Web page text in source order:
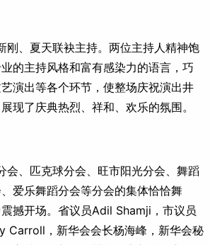
刚、夏天联袂主持。两位主持人精神饱
的主持风格和富有感染力的语言，巧
演出等各个环节，使整场庆祝演出井
现了庆典热烈、祥和、欢乐的氛围。
会、匹克球分会、旺市阳光分会、舞蹈
爱乐舞蹈分会等分会的集体恰恰舞
震撼开场。省议员Adil Shamji，市议员
Carroll，新华会会长杨海峰，新华会秘